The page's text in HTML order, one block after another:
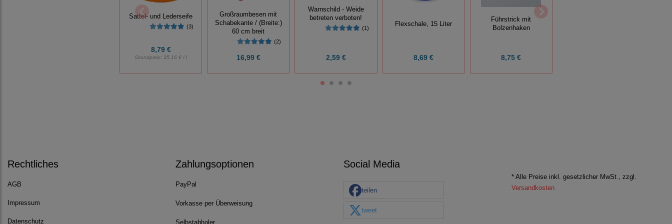
Sattel- und Lederseife
(3)
8,79 €
Grundpreis: 35,16 € / l
Großraumbesen mit
Schabekante / (Breite:)
60 cm breit
(2)
16,99 €
Warnschild - Weide
betreten verboten!
(1)
2,59 €
Flexschale, 15 Liter
8,69 €
Führstrick mit
Bolzenhaken
8,75 €
Rechtliches
AGB
Impressum
Datenschutz
Zahlungsoptionen
PayPal
Vorkasse per Überweisung
Selbstabholer
Social Media
teilen
tweet
* Alle Preise inkl. gesetzlicher MwSt., zzgl.
Versandkosten